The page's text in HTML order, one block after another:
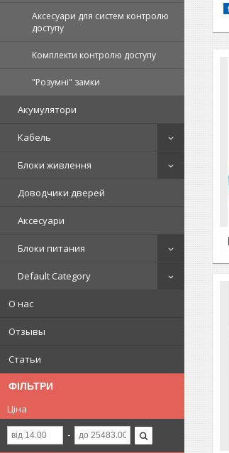
Аксесуари для систем контролю
доступу
Комплекти контролю доступу
"Розумні" замки
Акумулятори
Кабель
Блоки живлення
Доводчики дверей
Аксесуари
Блоки питания
Default Category
О нас
Отзывы
Статьи
ФІЛЬТРИ
Ціна